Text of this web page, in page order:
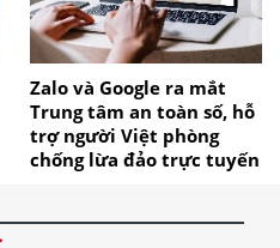
Zalo và Google ra mắt
Trung tâm an toàn số, hỗ
trợ người Việt phòng
chống lừa đảo trực tuyến